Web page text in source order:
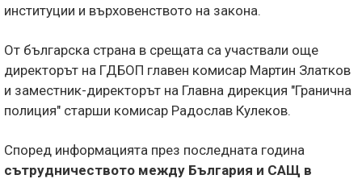
институции и върховенството на закона.
От българска страна в срещата са участвали още
директорът на ГДБОП главен комисар Мартин Златков
и заместник-директорът на Главна дирекция "Гранична
полиция" старши комисар Радослав Кулеков.
Според информацията през последната година
сътрудничеството между България и САЩ в